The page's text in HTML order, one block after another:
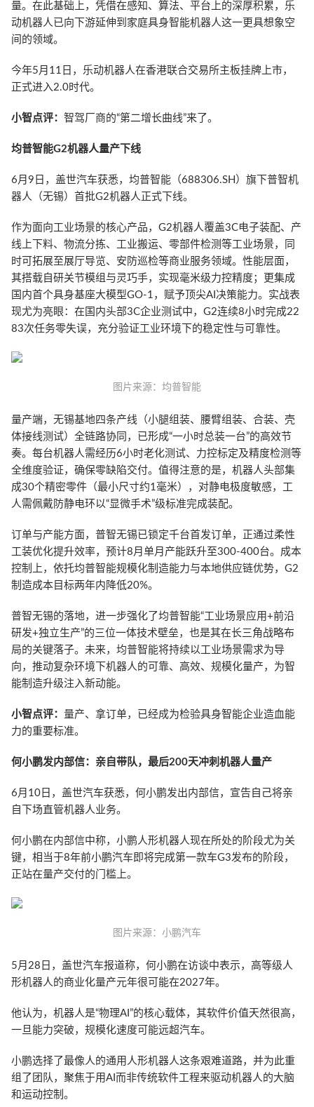
量。在此基础上，凭借在感知、算法、平台上的深厚积累，乐
动机器人已向下游延伸到家庭具身智能机器人这一更具想象空
间的领域。
今年5月11日，乐动机器人在香港联合交易所主板挂牌上市，
正式进入2.0时代。
小智点评：智驾厂商的“第二增长曲线”来了。
均普智能G2机器人量产下线
6月9日，盖世汽车获悉，均普智能（688306.SH）旗下普智机
器人（无锡）首批G2机器人正式下线。
作为面向工业场景的核心产品，G2机器人覆盖3C电子装配、产
线上下料、物流分拣、工业搬运、零部件检测等工业场景，同
时可拓展至展厅导览、安防巡检等商业服务领域。性能层面，
其搭载自研关节模组与灵巧手，实现毫米级力控精度；更集成
国内首个具身基座大模型GO-1，赋予顶尖AI决策能力。实战表
现尤为亮眼：在国内头部3C企业测试中，G2连续8小时完成22
83次任务零失误，充分验证工业环境下的稳定性与可靠性。
图片来源：均普智能
量产端，无锡基地四条产线（小腿组装、腰臂组装、合装、壳
体接线测试）全链路协同，已形成“一小时总装一台”的高效节
奏。每台机器人需经历6小时老化测试、力控标定及精度检测等
全维度验证，确保零缺陷交付。值得注意的是，机器人头部集
成30个精密零件（最小尺寸约1毫米），对静电极度敏感，工
人需佩戴防静电环以“显微手术”级标准完成装配。
订单与产能方面，普智无锡已锁定千台首发订单，正通过柔性
工装优化提升效率，预计8月单月产能跃升至300-400台。成本
控制上，依托均普智能规模化制造能力与本地供应链优势，G2
制造成本目标两年内降低20%。
普智无锡的落地，进一步强化了均普智能“工业场景应用+前沿
研发+独立生产”的三位一体技术壁垒，也是其在长三角战略布
局的关键落子。未来，均普智能将持续以工业场景需求为导
向，推动复杂环境下机器人的可靠、高效、规模化量产，为智
能制造升级注入新动能。
小智点评：量产、拿订单，已经成为检验具身智能企业造血能
力的重要标准。
何小鹏发内部信：亲自带队，最后200天冲刺机器人量产
6月10日，盖世汽车获悉，何小鹏发出内部信，宣告自己将亲
自下场直管机器人业务。
何小鹏在内部信中称，小鹏人形机器人现在所处的阶段尤为关
键，相当于8年前小鹏汽车即将完成第一款车G3发布的阶段，
正站在量产交付的门槛上。
图片来源：小鹏汽车
5月28日，盖世汽车报道称，何小鹏在访谈中表示，高等级人
形机器人的商业化量产元年很可能在2027年。
他认为，机器人是“物理AI”的核心载体，其软件价值天然很高，
一旦能力突破，规模化速度可能远超汽车。
小鹏选择了最像人的通用人形机器人这条艰难道路，并为此重
组了团队，聚焦于用AI而非传统软件工程来驱动机器人的大脑
和运动控制。